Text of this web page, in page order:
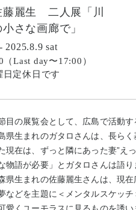
藤麗生 二人展「川
さな画廊で」
2025.8.9 sat
Last day〜17:00）
日定休日です
目の展覧会として、広島で活動す
県生まれのガタロさんは、長ら
現在は、ずっと隣にあった妻”え
物語が必要」とガタロさんは語り
県生まれの佐藤麗生さんは、現在
などを主題に＜メンタルスケッ
愛くユーモラスに見るものを誘